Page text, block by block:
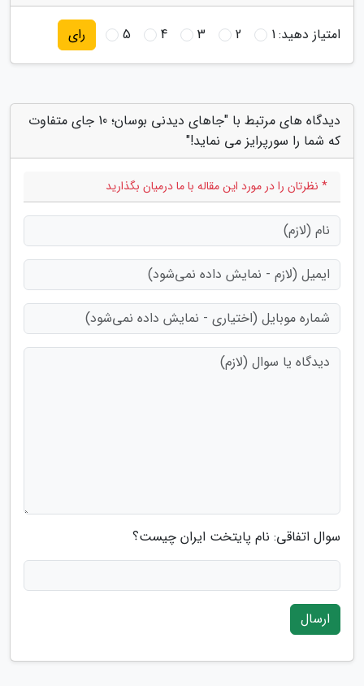
امتیاز دهید:1
2
3
4
5 رای
دیدگاه های مرتبط با "جاهای دیدنی بوسان؛ 10 جای متفاوت
که شما را سورپرایز می نماید!"
* نظرتان را در مورد این مقاله با ما درمیان بگذارید
سوال اتفاقی: نام پایتخت ایران چیست؟
ارسال